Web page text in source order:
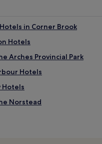
in Corner Brook
Hotels
Arches Provincial Park
Hotels
Hotels
Norstead